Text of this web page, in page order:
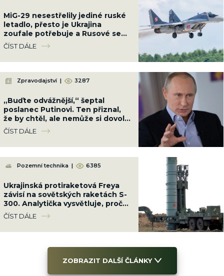
MiG-29 nesestřelily jediné ruské
letadlo, přesto je Ukrajina
zoufale potřebuje a Rusové se
bojí. Polsko jí pošle své poslední
ČÍST DÁLE
Zpravodajství | 3287
„Buďte odvážnější,“ šeptal
poslanec Putinovi. Ten přiznal,
že by chtěl, ale nemůže si dovolit
další ztráty
ČÍST DÁLE
Pozemní technika | 6385
Ukrajinská protiraketová Freya
závisí na sovětských raketách S-
300. Analytička vysvětluje, proč
to nemůže fungovat
ČÍST DÁLE
ZOBRAZIT DALŠÍ ČLÁNKY